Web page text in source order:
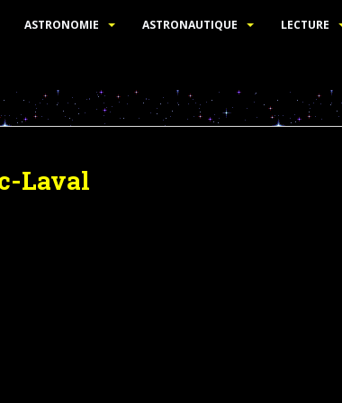
ASTRONOMIE ASTRONAUTIQUE LECTURE
Laval